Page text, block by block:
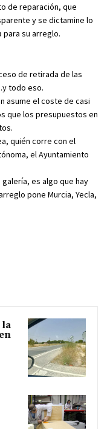
de reparación, que
y se dictamine lo
su arreglo.
de retirada de las
todo eso.
asume el coste de casi
que los presupuestos en
quién corre con el
el Ayuntamiento
es algo que hay
pone Murcia, Yecla,
la